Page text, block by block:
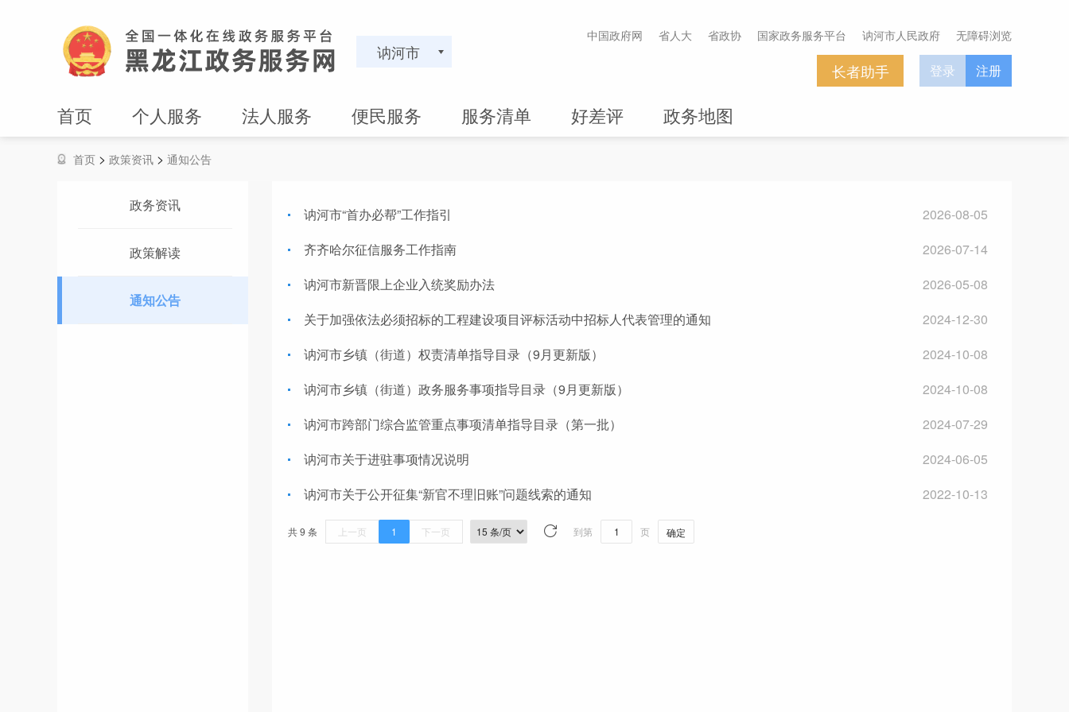
讷河市
中国政府网 省人大 省政协 国家政务服务平台 讷河市人民政府 无障碍浏览
首页 个人服务 法人服务 便民服务 服务清单 好差评 政务地图
登录 注册
长者助手
首页 > 政策资讯 > 通知公告
政务资讯
政策解读
通知公告
讷河市“首办必帮”工作指引
2026-08-05
齐齐哈尔征信服务工作指南
2026-07-14
讷河市新晋限上企业入统奖励办法
2026-05-08
关于加强依法必须招标的工程建设项目评标活动中招标人代表管理的通知
2024-12-30
讷河市乡镇（街道）权责清单指导目录（9月更新版）
2024-10-08
讷河市乡镇（街道）政务服务事项指导目录（9月更新版）
2024-10-08
讷河市跨部门综合监管重点事项清单指导目录（第一批）
2024-07-29
讷河市关于进驻事项情况说明
2024-06-05
讷河市关于公开征集“新官不理旧账”问题线索的通知
2022-10-13
共 9 条 上一页 1 下一页 到第 页 确定